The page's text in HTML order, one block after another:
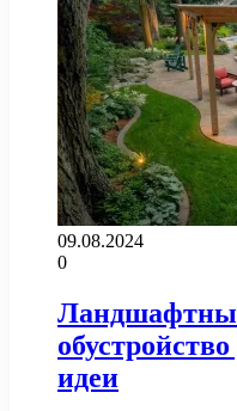
09.08.2024
0
идеи